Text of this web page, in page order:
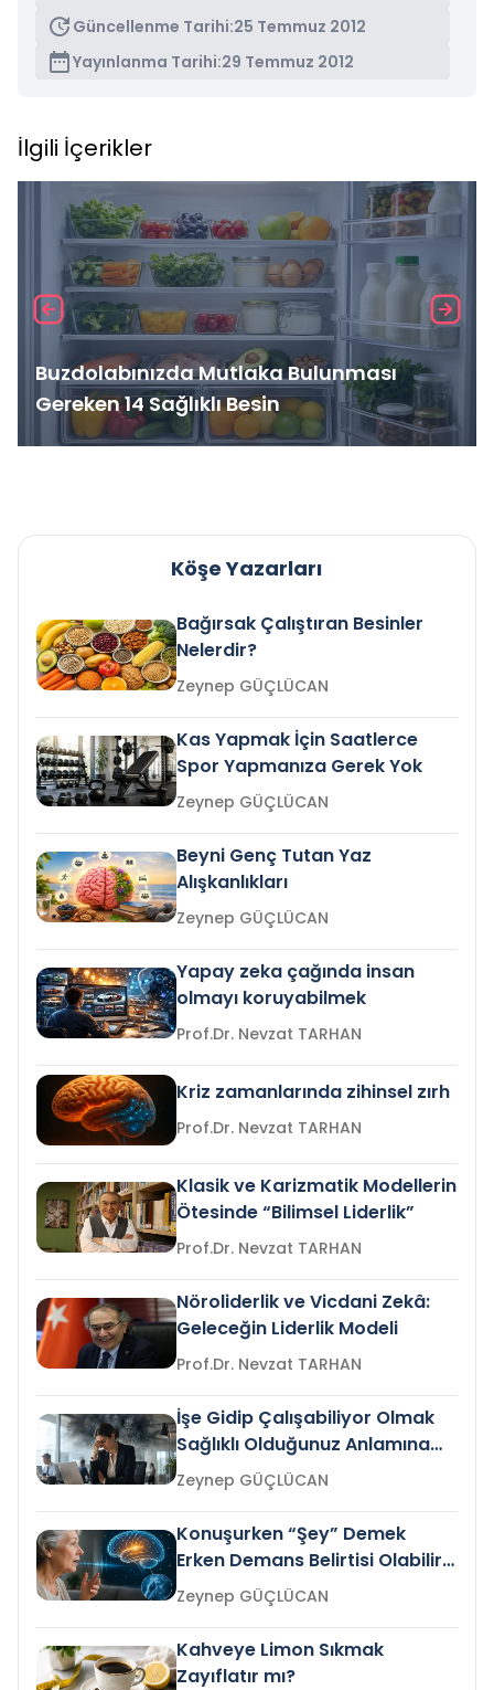
Güncellenme Tarihi:25 Temmuz 2012
Yayınlanma Tarihi:29 Temmuz 2012
İlgili İçerikler
Buzdolabınızda Mutlaka Bulunması
Gereken 14 Sağlıklı Besin
Köşe Yazarları
Bağırsak Çalıştıran Besinler
Nelerdir?
Zeynep GÜÇLÜCAN
Kas Yapmak İçin Saatlerce
Spor Yapmanıza Gerek Yok
Zeynep GÜÇLÜCAN
Beyni Genç Tutan Yaz
Alışkanlıkları
Zeynep GÜÇLÜCAN
Yapay zeka çağında insan
olmayı koruyabilmek
Prof.Dr. Nevzat TARHAN
Kriz zamanlarında zihinsel zırh
Prof.Dr. Nevzat TARHAN
Klasik ve Karizmatik Modellerin
Ötesinde “Bilimsel Liderlik”
Prof.Dr. Nevzat TARHAN
Nöroliderlik ve Vicdani Zekâ:
Geleceğin Liderlik Modeli
Prof.Dr. Nevzat TARHAN
İşe Gidip Çalışabiliyor Olmak
Sağlıklı Olduğunuz Anlamına
Gelir mi?Zeynep GÜÇLÜCAN
Konuşurken “Şey” Demek
Erken Demans Belirtisi Olabilir
mi?
Zeynep GÜÇLÜCAN
Kahveye Limon Sıkmak
Zayıflatır mı?